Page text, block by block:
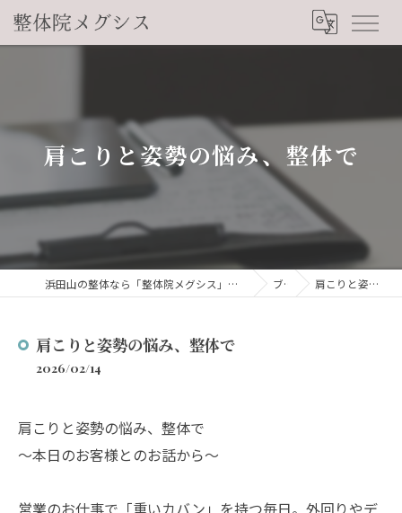
肩こりと姿勢の悩み、整体で
浜田山の整体なら「整体院メグシス」肩こり・腰痛・自律神経の悩みを睡眠から改善 ブログ 肩こりと姿勢の悩み、整体で
肩こりと姿勢の悩み、整体で
2026/02/14
肩こりと姿勢の悩み、整体で
〜本日のお客様とのお話から〜
営業のお仕事で「重いカバン」を持つ毎日。外回りやデ